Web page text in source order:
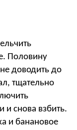
Половину
доводить до
тщательно
и снова взбить.
и банановое